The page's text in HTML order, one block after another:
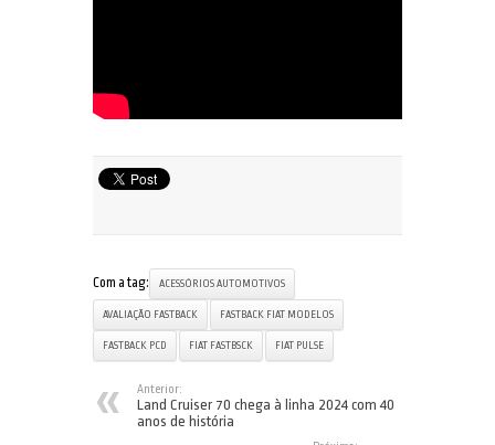
Com a tag: ACESSÓRIOS AUTOMOTIVOS
AVALIAÇÃO FASTBACK FASTBACK FIAT MODELOS
FASTBACK PCD FIAT FASTBSCK FIAT PULSE
Anterior:
Land Cruiser 70 chega à linha 2024 com 40
anos de história